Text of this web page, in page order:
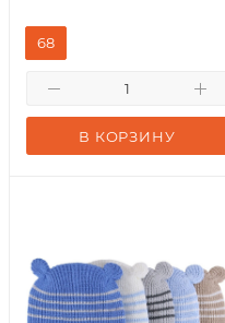
В КОРЗИНУ
68